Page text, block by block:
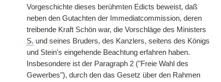
Vorgeschichte dieses berühmten Edicts beweist, daß
neben den Gutachten der Immediatcommission, deren
treibende Kraft Schön war, die Vorschläge des Ministers
S. und seines Bruders, des Kanzlers, seitens des Königs
und Stein's eingehende Beachtung erfahren haben.
Insbesondere ist der Paragraph 2 ("Freie Wahl des
Gewerbes"), durch den das Gesetz über den Rahmen